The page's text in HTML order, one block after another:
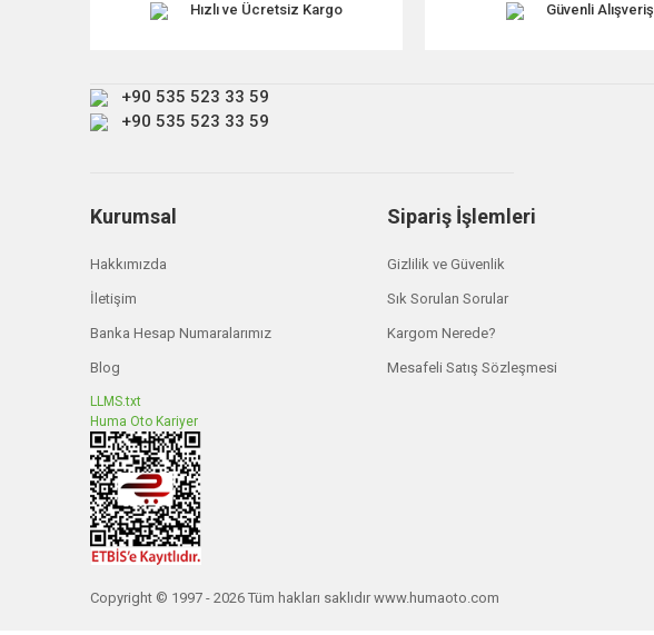
Hızlı ve Ücretsiz Kargo Güvenli Alışveriş
+90 535 523 33 59
+90 535 523 33 59
Kurumsal
Hakkımızda
İletişim
Banka Hesap Numaralarımız
Blog
LLMS.txt
Huma Oto Kariyer
Sipariş İşlemleri
Gizlilik ve Güvenlik
Sık Sorulan Sorular
Kargom Nerede?
Mesafeli Satış Sözleşmesi
Copyright © 1997 - 2026 Tüm hakları saklıdır www.humaoto.com